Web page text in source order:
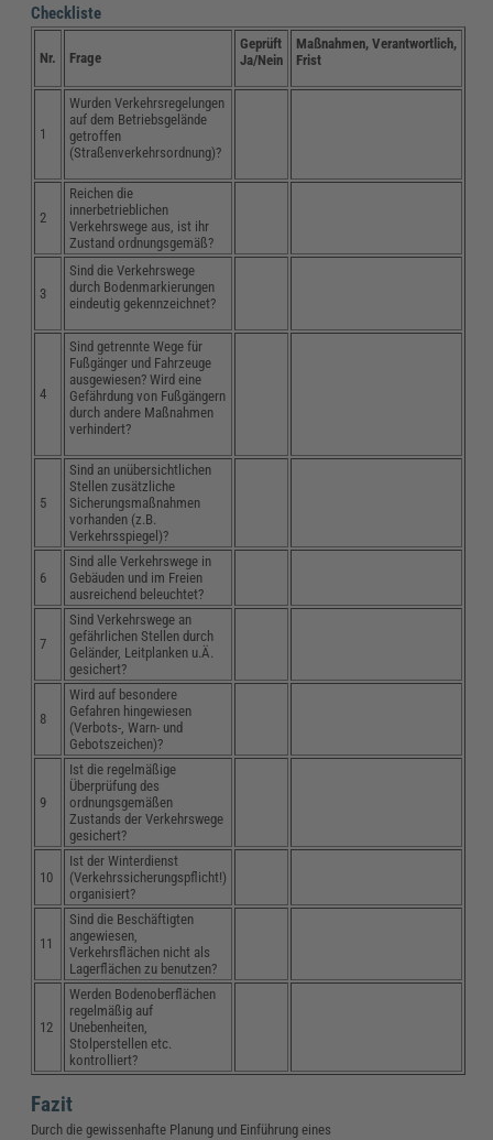
Checkliste
Nr. Frage
Geprüft
Ja/Nein
Maßnahmen, Verantwortlich,
Frist
1
Wurden Verkehrsregelungen
auf dem Betriebsgelände
getroffen
(Straßenverkehrsordnung)?
2
Reichen die
innerbetrieblichen
Verkehrswege aus, ist ihr
Zustand ordnungsgemäß?
3
Sind die Verkehrswege
durch Bodenmarkierungen
eindeutig gekennzeichnet?
4
Sind getrennte Wege für
Fußgänger und Fahrzeuge
ausgewiesen? Wird eine
Gefährdung von Fußgängern
durch andere Maßnahmen
verhindert?
5
Sind an unübersichtlichen
Stellen zusätzliche
Sicherungsmaßnahmen
vorhanden (z.B.
Verkehrsspiegel)?
6
Sind alle Verkehrswege in
Gebäuden und im Freien
ausreichend beleuchtet?
7
Sind Verkehrswege an
gefährlichen Stellen durch
Geländer, Leitplanken u.Ä.
gesichert?
8
Wird auf besondere
Gefahren hingewiesen
(Verbots-, Warn- und
Gebotszeichen)?
9
Ist die regelmäßige
Überprüfung des
ordnungsgemäßen
Zustands der Verkehrswege
gesichert?
10
Ist der Winterdienst
(Verkehrssicherungspflicht!)
organisiert?
11
Sind die Beschäftigten
angewiesen,
Verkehrsflächen nicht als
Lagerflächen zu benutzen?
12
Werden Bodenoberflächen
regelmäßig auf
Unebenheiten,
Stolperstellen etc.
kontrolliert?
Fazit
Durch die gewissenhafte Planung und Einführung eines